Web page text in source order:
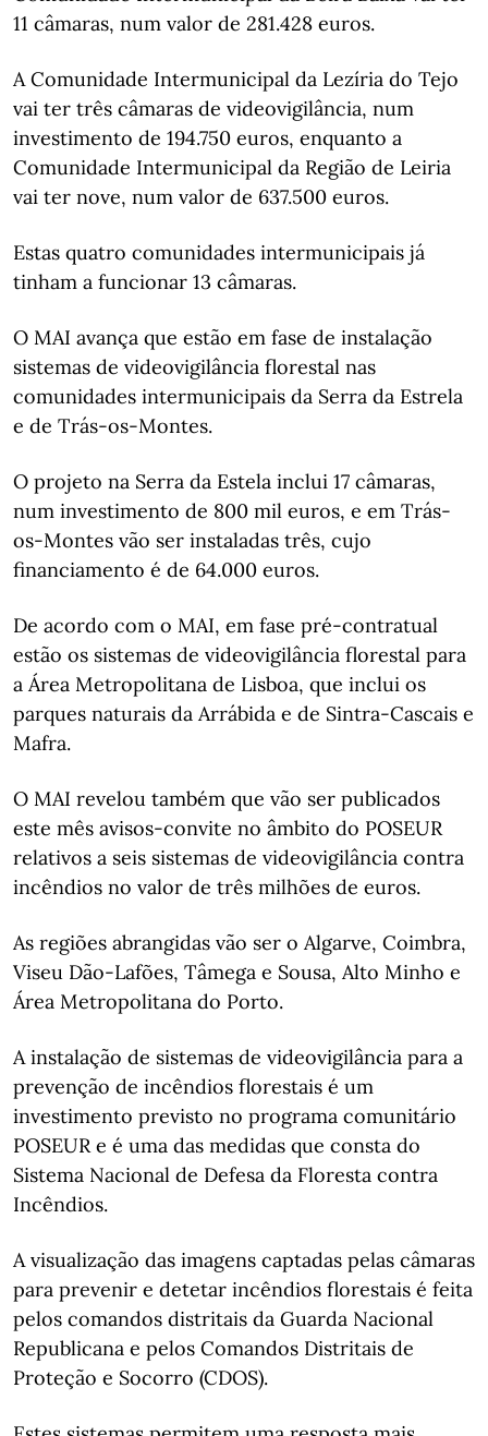
11 câmaras, num valor de 281.428 euros.
A Comunidade Intermunicipal da Lezíria do Tejo
vai ter três câmaras de videovigilância, num
investimento de 194.750 euros, enquanto a
Comunidade Intermunicipal da Região de Leiria
vai ter nove, num valor de 637.500 euros.
Estas quatro comunidades intermunicipais já
tinham a funcionar 13 câmaras.
O MAI avança que estão em fase de instalação
sistemas de videovigilância florestal nas
comunidades intermunicipais da Serra da Estrela
e de Trás-os-Montes.
O projeto na Serra da Estela inclui 17 câmaras,
num investimento de 800 mil euros, e em Trás-
os-Montes vão ser instaladas três, cujo
financiamento é de 64.000 euros.
De acordo com o MAI, em fase pré-contratual
estão os sistemas de videovigilância florestal para
a Área Metropolitana de Lisboa, que inclui os
parques naturais da Arrábida e de Sintra-Cascais e
Mafra.
O MAI revelou também que vão ser publicados
este mês avisos-convite no âmbito do POSEUR
relativos a seis sistemas de videovigilância contra
incêndios no valor de três milhões de euros.
As regiões abrangidas vão ser o Algarve, Coimbra,
Viseu Dão-Lafões, Tâmega e Sousa, Alto Minho e
Área Metropolitana do Porto.
A instalação de sistemas de videovigilância para a
prevenção de incêndios florestais é um
investimento previsto no programa comunitário
POSEUR e é uma das medidas que consta do
Sistema Nacional de Defesa da Floresta contra
Incêndios.
A visualização das imagens captadas pelas câmaras
para prevenir e detetar incêndios florestais é feita
pelos comandos distritais da Guarda Nacional
Republicana e pelos Comandos Distritais de
Proteção e Socorro (CDOS).